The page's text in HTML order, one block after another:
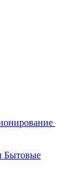
Бытовые